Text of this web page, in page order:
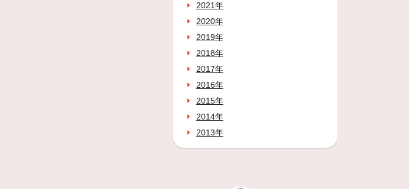
2021年
2020年
2019年
2018年
2017年
2016年
2015年
2014年
2013年